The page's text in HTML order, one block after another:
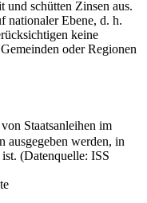
und schütten Zinsen aus.
nationaler Ebene, d. h.
keine
oder Regionen
Staatsanleihen im
ausgegeben werden, in
(Datenquelle: ISS